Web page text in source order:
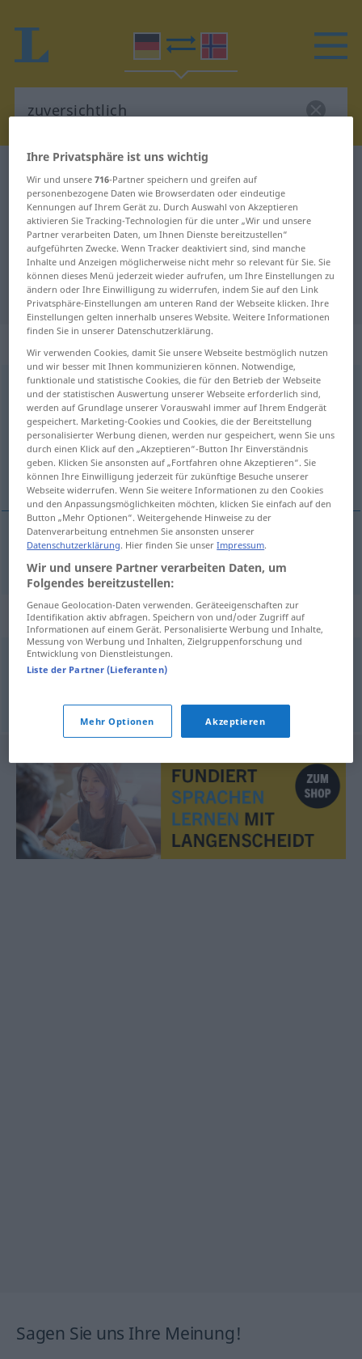
Deutsch-Norwegisch Übersetzung
für "zuversichtlich"
"zuversichtlich" Norwegisch
Übersetzung
„zuversichtlich“
zuversichtlich
Übersicht aller Übersetzungen
(Für mehr Details die Übersetzung anklicken/antippen)
tillitsfull
zuversichtlich
Synonyme für "zuversichtlich"
hoffnungsvoll,optimistisch
© OpenThesaurus.de
Sagen Sie uns Ihre Meinung!
Ihre Privatsphäre ist uns wichtig
Wir und unsere716-Partner speichern und greifen auf
personenbezogene Daten wie Browserdaten oder eindeutige
Kennungen auf Ihrem Gerät zu. Durch Auswahl von Akzeptieren
aktivieren Sie Tracking-Technologien für die unter „Wir und unsere
Partner verarbeiten Daten, um Ihnen Dienste bereitzustellen“
aufgeführten Zwecke. Wenn Tracker deaktiviert sind, sind manche
Inhalte und Anzeigen möglicherweise nicht mehr so relevant für Sie. Sie
können dieses Menü jederzeit wieder aufrufen, um Ihre Einstellungen zu
ändern oder Ihre Einwilligung zu widerrufen, indem Sie auf den Link
Privatsphäre-Einstellungen am unteren Rand der Webseite klicken. Ihre
Einstellungen gelten innerhalb unseres Website. Weitere Informationen
finden Sie in unserer Datenschutzerklärung.
Wir verwenden Cookies, damit Sie unsere Webseite bestmöglich nutzen
und wir besser mit Ihnen kommunizieren können. Notwendige,
funktionale und statistische Cookies, die für den Betrieb der Webseite
und der statistischen Auswertung unserer Webseite erforderlich sind,
werden auf Grundlage unserer Vorauswahl immer auf Ihrem Endgerät
gespeichert. Marketing-Cookies und Cookies, die der Bereitstellung
personalisierter Werbung dienen, werden nur gespeichert, wenn Sie uns
durch einen Klick auf den „Akzeptieren“-Button Ihr Einverständnis
geben. Klicken Sie ansonsten auf „Fortfahren ohne Akzeptieren“. Sie
können Ihre Einwilligung jederzeit für zukünftige Besuche unserer
Webseite widerrufen. Wenn Sie weitere Informationen zu den Cookies
und den Anpassungsmöglichkeiten möchten, klicken Sie einfach auf den
Button „Mehr Optionen“. Weitergehende Hinweise zu der
Datenverarbeitung entnehmen Sie ansonsten unserer
Datenschutzerklärung. Hier finden Sie unserImpressum.
Wir und unsere Partner verarbeiten Daten, um
Folgendes bereitzustellen:
Genaue Geolocation-Daten verwenden. Geräteeigenschaften zur
Identifikation aktiv abfragen. Speichern von und/oder Zugriff auf
Informationen auf einem Gerät. Personalisierte Werbung und Inhalte,
Messung von Werbung und Inhalten, Zielgruppenforschung und
Entwicklung von Dienstleistungen.
Liste der Partner (Lieferanten)
Mehr Optionen Akzeptieren